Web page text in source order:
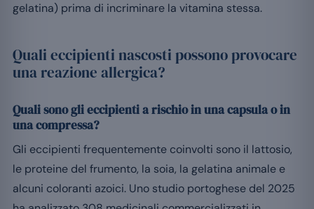
gelatina) prima di incriminare la vitamina stessa.
Quali eccipienti nascosti possono provocare
una reazione allergica?
Quali sono gli eccipienti a rischio in una capsula o in
una compressa?
Gli eccipienti frequentemente coinvolti sono il lattosio,
le proteine del frumento, la soia, la gelatina animale e
alcuni coloranti azoici. Uno studio portoghese del 2025